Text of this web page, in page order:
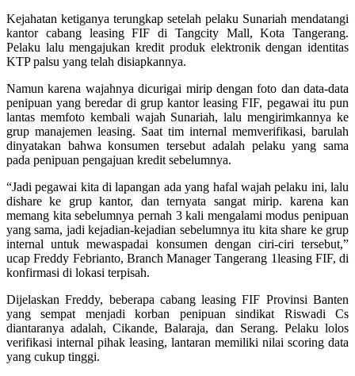
Kejahatan ketiganya terungkap setelah pelaku Sunariah mendatangi
kantor cabang leasing FIF di Tangcity Mall, Kota Tangerang.
Pelaku lalu mengajukan kredit produk elektronik dengan identitas
KTP palsu yang telah disiapkannya.
Namun karena wajahnya dicurigai mirip dengan foto dan data-data
penipuan yang beredar di grup kantor leasing FIF, pegawai itu pun
lantas memfoto kembali wajah Sunariah, lalu mengirimkannya ke
grup manajemen leasing. Saat tim internal memverifikasi, barulah
dinyatakan bahwa konsumen tersebut adalah pelaku yang sama
pada penipuan pengajuan kredit sebelumnya.
“Jadi pegawai kita di lapangan ada yang hafal wajah pelaku ini, lalu
dishare ke grup kantor, dan ternyata sangat mirip. karena kan
memang kita sebelumnya pernah 3 kali mengalami modus penipuan
yang sama, jadi kejadian-kejadian sebelumnya itu kita share ke grup
internal untuk mewaspadai konsumen dengan ciri-ciri tersebut,”
ucap Freddy Febrianto, Branch Manager Tangerang 1leasing FIF, di
konfirmasi di lokasi terpisah.
Dijelaskan Freddy, beberapa cabang leasing FIF Provinsi Banten
yang sempat menjadi korban penipuan sindikat Riswadi Cs
diantaranya adalah, Cikande, Balaraja, dan Serang. Pelaku lolos
verifikasi internal pihak leasing, lantaran memiliki nilai scoring data
yang cukup tinggi.